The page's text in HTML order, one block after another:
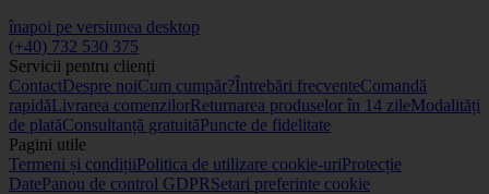
înapoi pe versiunea desktop
(+40) 732 530 375
Servicii pentru clienți
ContactDespre noiCum cumpăr?Întrebări frecventeComandă
rapidăLivrarea comenzilorReturnarea produselor în 14 zileModalități
de platăConsultanță gratuităPuncte de fidelitate
Pagini utile
Termeni și condițiiPolitica de utilizare cookie-uriProtecție
DatePanou de control GDPRSetari preferinte cookie